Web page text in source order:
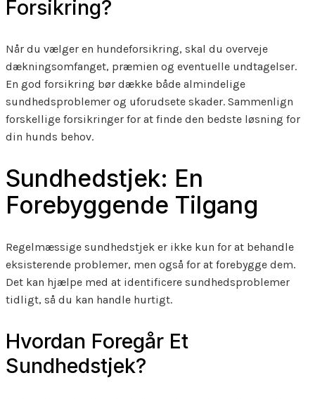
Forsikring?
Når du vælger en hundeforsikring, skal du overveje
dækningsomfanget, præmien og eventuelle undtagelser.
En god forsikring bør dække både almindelige
sundhedsproblemer og uforudsete skader. Sammenlign
forskellige forsikringer for at finde den bedste løsning for
din hunds behov.
Sundhedstjek: En
Forebyggende Tilgang
Regelmæssige sundhedstjek er ikke kun for at behandle
eksisterende problemer, men også for at forebygge dem.
Det kan hjælpe med at identificere sundhedsproblemer
tidligt, så du kan handle hurtigt.
Hvordan Foregår Et
Sundhedstjek?